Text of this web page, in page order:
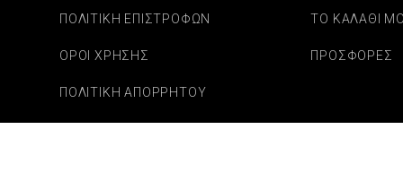
ΠΟΛΙΤΙΚΗ ΕΠΙΣΤΡΟΦΩΝ
ΟΡΟΙ ΧΡΗΣΗΣ
ΠΟΛΙΤΙΚΗ ΑΠΟΡΡΗΤΟΥ
ΤΟ ΚΑΛΑΘΙ
ΠΡΟΣΦΟΡΕΣ